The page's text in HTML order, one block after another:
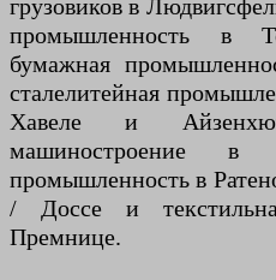
грузовиков в
промышленность в
бумажная
сталелитейная
Хавеле и
машиностроение в
промышленность в
/ Доссе и
Премнице.